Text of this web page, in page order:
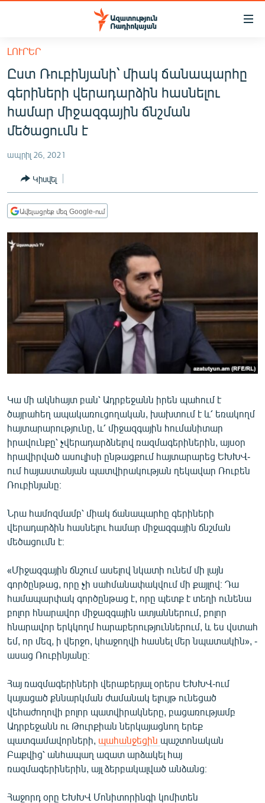
Մատչելիության
հիմնական
բովանդակությանը
Անցնել
հիմնական
մենյուին
Որոնում
ՔԱՂԱՔԱԿԱՆ
ԸՆՏՐՈՒԹՅՈՒՆՆԵՐ 2026
ՏՆՏԵՍՈՒԹՅՈՒՆ
ՂԱՐԱԲԱՂ
ՊԱՏԵՐԱԶՄԻ 6 ՇԱԲԱԹՆԵՐԸ
ՏԱՐԱԾԱՇՐՋԱՆ
ՄՇԱԿՈՒՅԹ
ՍՊՈՐՏ
ՄԵԿՆԱԲԱՆՈՒԹՅՈՒՆ
ՏՏ ԵՒ ԻՆՏԵՐՆԵՏ
ԱՐԽԻՎ
ՏԵՍԱՆՅՈՒԹԵՐ
ԲԱՆԱՎԵՃ
ՁԳՏԵԼՈՎ ԼԱՎԱԳՈՒՅՆԻՆ
ՓՈԴՔԱՍԹ
Հայերեն
English
ՀԵՏԵՎԵՔ ՄԵԶ
ԼՈՒՐԵՐ
Ըստ Ռուբինյանի՝ միակ ճանապարհը
գերիների վերադարձին հասնելու
համար միջազգային ճնշման
մեծացումն է
ապրիլ 26, 2021
Կիսվել
Ավելացրեք մեզ Google-ում
Կա մի ակնհայտ բան՝ Ադրբեջանն իրեն պահում է
ծայրահեղ ապակառուցողական, խախտում է և՛ եռակողմ
հայտարարությունը, և՛ միջազգային հումանիտար
իրավունքը՝ չվերադարձնելով ռազմագերիներին, այսօր
հրավիրված ասուլիսի ընթացքում հայտարարեց ԵԽԽՎ-
ում հայաստանյան պատվիրակության ղեկավար Ռուբեն
Ռուբինյանը։
Նրա համոզմամբ՝ միակ ճանապարհը գերիների
վերադարձին հասնելու համար միջազգային ճնշման
մեծացումն է։
«Միջազգային ճնշում ասելով նկատի ունեմ մի լայն
գործընթաց, որը չի սահմանափակվում մի քայլով։ Դա
համապարփակ գործընթաց է, որը պետք է տեղի ունենա
բոլոր հնարավոր միջազգային ատյաններում, բոլոր
հնարավոր երկկողմ հարաբերություններում, և ես վստահ
եմ, որ մեզ, ի վերջո, կհաջողվի հասնել մեր նպատակին», -
ասաց Ռուբինյանը։
Հայ ռազմագերիների վերաբերյալ օրերս ԵԽԽՎ-ում
կայացած քննարկման ժամանակ ելույթ ունեցած
վեհաժողովի բոլոր պատվիրակները, բացառությամբ
Ադրբեջանն ու Թուրքիան ներկայացնող երեք
պատգամավորների, պահանջեցին պաշտոնական
Բաքվից՝ անհապաղ ազատ արձակել հայ
ռազմագերիներին, այլ ձերբակալված անձանց։
Հաջորդ օրը ԵԽԽՎ Մոնիտորինգի կոմիտեն